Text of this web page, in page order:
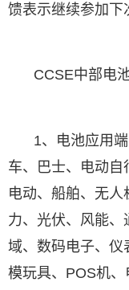
馈表示继续参加下
CCSE中部电
1、电池应用
车、巴士、电动自
电动、船舶、无
力、光伏、风能、
域、数码电子、仪
模玩具、POS机